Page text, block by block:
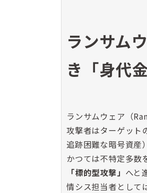
ランサム
き「身代
ランサムウェア（
攻撃者はターゲット
追跡困難な暗号資産
かつては不特定多数
「標的型攻撃」 へと
情シス担当者として